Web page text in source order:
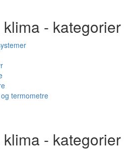
- kategorier
termometre
- kategorier